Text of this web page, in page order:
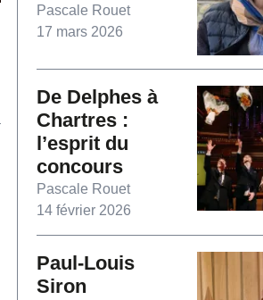
Pascale Rouet
17 mars 2026
De Delphes à
Chartres :
l’esprit du
concours
Pascale Rouet
14 février 2026
Paul-Louis
Siron